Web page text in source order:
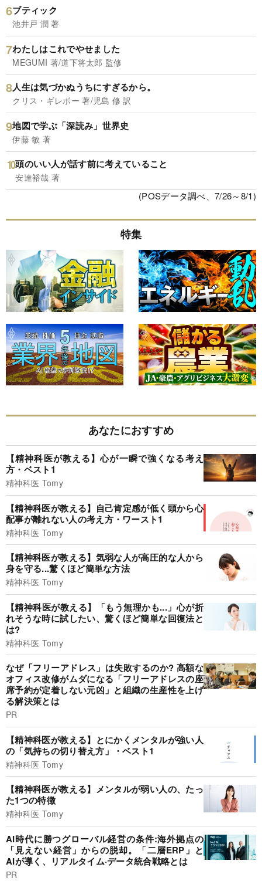
ブティック
池井戸 潤 著
わたしはこれでやせました
MEGUMI 著/道下将太郎 監修
人生は気づかぬうちにすぎるから。
クリス・ギレボー 著/児島 修 訳
地図で学ぶ「深読み」世界史
伊藤 敏 著
頭のいい人が話す前に考えていること
安達裕哉 著
(POSデータ調べ、7/26～8/1)
特集
あなたにおすすめ
【精神科医が教える】心が一瞬で強くなる考え
方・ベスト1
精神科医 Tomy
【精神科医が教える】自己肯定感が低く頭から心
配事が離れない人の考え方・ワースト1
精神科医 Tomy
【精神科医が教える】気弱な人が高圧的な人から
身を守る...驚くほど簡単な方法
精神科医 Tomy
【精神科医が教える】「もう無理かも...」心が折
れそうな時に試したい、驚くほど簡単な回復法と
は?
精神科医 Tomy
なぜ「フリーアドレス」は失敗するのか? 高額な
オフィス改修がムダになる「フリーアドレスの座
席予約が定着しない元凶」と組織の生産性を上げ
る解決策とは
PR
【精神科医が教える】とにかくメンタルが強い人
の「気持ちの切り替え方」・ベスト1
精神科医 Tomy
【精神科医が教える】メンタルが弱い人の、たっ
た1つの特徴
精神科医 Tomy
AI時代に勝つグローバル経営の条件:海外拠点の
「見えない経営」からの脱却。「二層ERP」と
AIが導く、リアルタイム·データ統合戦略とは
PR